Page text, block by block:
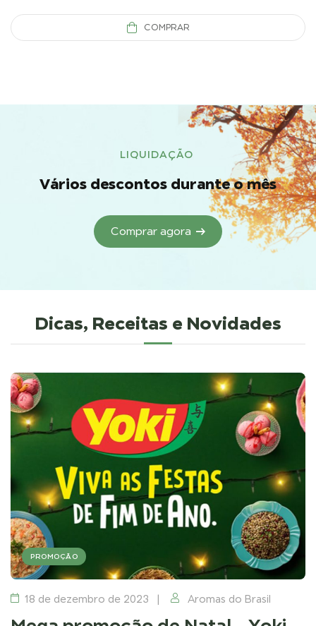
COMPRAR
LIQUIDAÇÃO
Vários descontos durante o mês
Comprar agora
Dicas, Receitas e Novidades
PROMOÇÃO
18 de dezembro de 2023 Aromas do Brasil